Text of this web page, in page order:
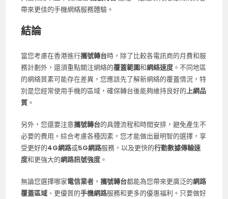
帶來更佳的手機網絡服務體驗。
結論
當您考慮在香港進行攜號轉台時，除了比較各電訊商的月費和服
務計劃外，還須重點關注網絡的覆蓋範圍和網絡速度 。不同地區
的網絡質素可能存在差異，您應該先了解新網絡的覆蓋情況，特
別是您經常使用手機的區域，確保轉台後能夠維持良好的上網品
質 。
另外，您還要注意攜號轉台的具體流程和時間安排，避免產生不
必要的費用。綜合考慮各種因素，您才能做出最明智的選擇，享
受更好的4G網路或5G網路服務，以及更快的行動數據傳輸速
度和更強大的網路訊號強度 。
無論您選擇哪家電信業者 ，攜號轉台都能為您帶來更廣泛的網路
覆蓋區域 、更優質的手機網路服務和更多的優惠福利。只要做好